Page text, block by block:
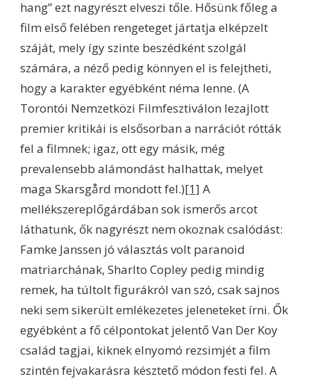
hang” ezt nagyrészt elveszi tőle. Hősünk főleg a
film első felében rengeteget jártatja elképzelt
száját, mely így szinte beszédként szolgál
számára, a néző pedig könnyen el is felejtheti,
hogy a karakter egyébként néma lenne. (A
Torontói Nemzetközi Filmfesztiválon lezajlott
premier kritikái is elsősorban a narrációt rótták
fel a filmnek; igaz, ott egy másik, még
prevalensebb alámondást halhattak, melyet
maga Skarsgård mondott fel.)[1] A
mellékszereplőgárdában sok ismerős arcot
láthatunk, ők nagyrészt nem okoznak csalódást:
Famke Janssen jó választás volt paranoid
matriarchának, Sharlto Copley pedig mindig
remek, ha túltolt figurákról van szó, csak sajnos
neki sem sikerült emlékezetes jeleneteket írni. Ők
egyébként a fő célpontokat jelentő Van Der Koy
család tagjai, kiknek elnyomó rezsimjét a film
szintén fejvakarásra késztető módon festi fel. A